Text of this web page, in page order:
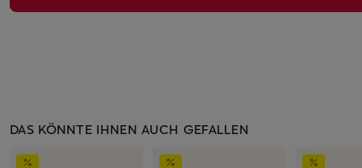
DAS KÖNNTE IHNEN AUCH GEFALLEN